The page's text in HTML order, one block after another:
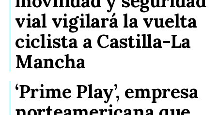
vial vigilará la vuelta
ciclista a Castilla-La
Mancha
‘Prime Play’, empresa